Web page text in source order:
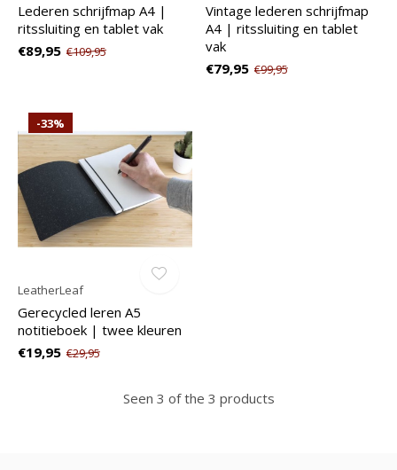
Lederen schrijfmap A4 |
ritssluiting en tablet vak
€89,95 €109,95
Vintage lederen schrijfmap
A4 | ritssluiting en tablet
vak
€79,95 €99,95
-33%
LeatherLeaf
Gerecycled leren A5
notitieboek | twee kleuren
€19,95 €29,95
Seen 3 of the 3 products